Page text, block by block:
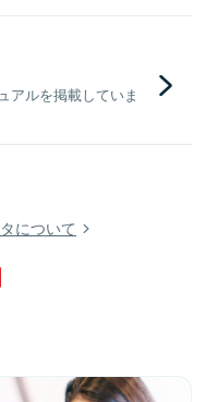
アルを掲載していま
について